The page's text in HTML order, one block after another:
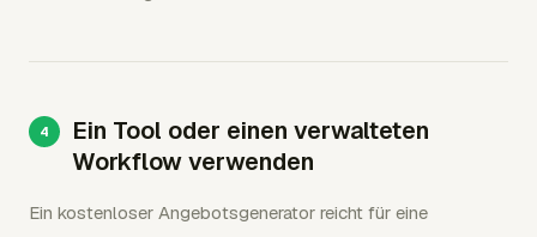
Ein Tool oder einen verwalteten
Workflow verwenden
Ein kostenloser Angebotsgenerator reicht für eine